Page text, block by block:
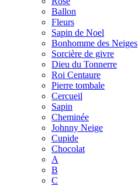
Ballon
Fleurs
Sapin de Noel
Bonhomme des Neiges
Sorcière de givre
Dieu du Tonnerre
Roi Centaure
Pierre tombale
Cercueil
Sapin
Cheminée
Johnny Neige
Cupide
Chocolat
A
B
C